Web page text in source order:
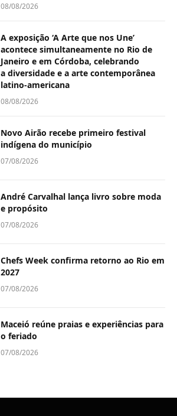
08/08/2026
A exposição ‘A Arte que nos Une’
acontece simultaneamente no Rio de
Janeiro e em Córdoba, celebrando
a diversidade e a arte contemporânea
latino-americana
08/08/2026
Novo Airão recebe primeiro festival
indígena do município
07/08/2026
André Carvalhal lança livro sobre moda
e propósito
07/08/2026
Chefs Week confirma retorno ao Rio em
2027
07/08/2026
Maceió reúne praias e experiências para
o feriado
07/08/2026